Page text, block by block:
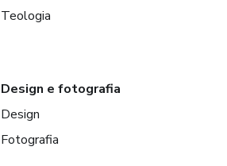
Teologia
Design e fotografia
Design
Fotografia